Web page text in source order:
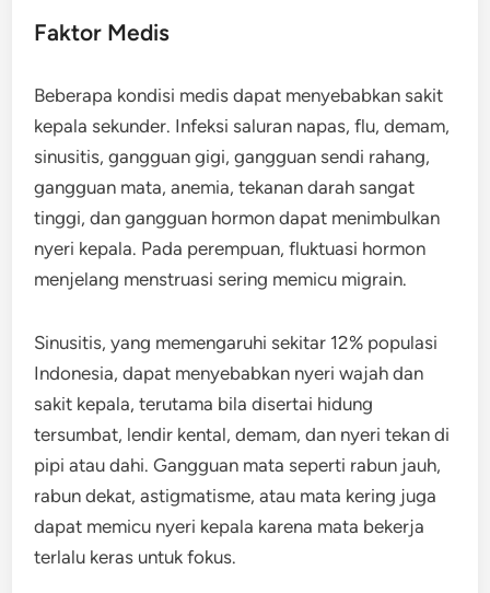
Faktor Medis
Beberapa kondisi medis dapat menyebabkan sakit
kepala sekunder. Infeksi saluran napas, flu, demam,
sinusitis, gangguan gigi, gangguan sendi rahang,
gangguan mata, anemia, tekanan darah sangat
tinggi, dan gangguan hormon dapat menimbulkan
nyeri kepala. Pada perempuan, fluktuasi hormon
menjelang menstruasi sering memicu migrain.
Sinusitis, yang memengaruhi sekitar 12% populasi
Indonesia, dapat menyebabkan nyeri wajah dan
sakit kepala, terutama bila disertai hidung
tersumbat, lendir kental, demam, dan nyeri tekan di
pipi atau dahi. Gangguan mata seperti rabun jauh,
rabun dekat, astigmatisme, atau mata kering juga
dapat memicu nyeri kepala karena mata bekerja
terlalu keras untuk fokus.